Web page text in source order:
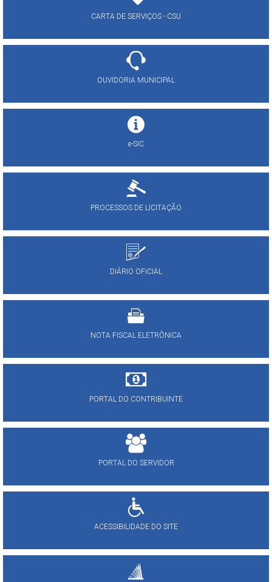
CARTA DE SERVIÇOS - CSU
OUVIDORIA MUNICIPAL
e-SIC
PROCESSOS DE LICITAÇÃO
DIÁRIO OFICIAL
NOTA FISCAL ELETRÔNICA
PORTAL DO CONTRIBUINTE
PORTAL DO SERVIDOR
ACESSIBILIDADE DO SITE